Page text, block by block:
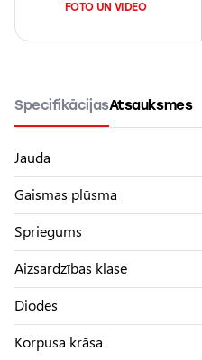
FOTO UN VIDEO
SpecifikācijasAtsauksmes
Jauda
Gaismas plūsma
Spriegums
Aizsardzības klase
Diodes
Korpusa krāsa